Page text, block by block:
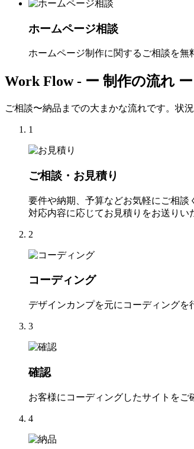
ホームページ相談
ホームページ制作に関するご相談を無
Work Flow - ー 制作の流れ ー
ご相談〜納品までの大まかな流れです。状
1
ご相談・お見積り
要件や納期、予算などお気軽にご相談
対応内容に応じてお見積りをお送りい
2
コーディング
デザインカンプを元にコーディングを
3
確認
お客様にコーディングしたサイトをご
4